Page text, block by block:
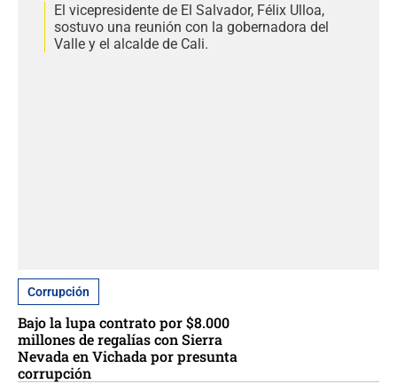
El vicepresidente de El Salvador, Félix Ulloa,
sostuvo una reunión con la gobernadora del
Valle y el alcalde de Cali.
Corrupción
Bajo la lupa contrato por $8.000
millones de regalías con Sierra
Nevada en Vichada por presunta
corrupción